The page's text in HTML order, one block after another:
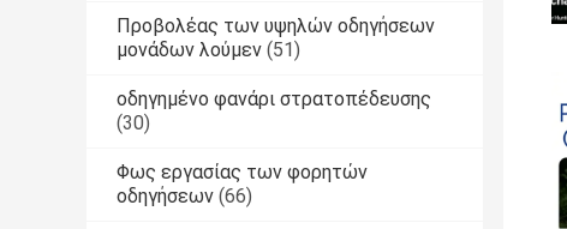
Προβολέας των υψηλών οδηγήσεων
μονάδων λούμεν (51)
οδηγημένο φανάρι στρατοπέδευσης
(30)
Φως εργασίας των φορητών
οδηγήσεων (66)